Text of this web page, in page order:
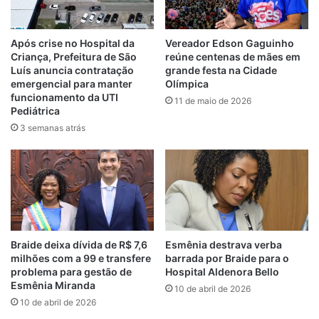
Guaxenduba, uma das principais vias de
acesso ao Centro Histórico da capital. Os
manifestantes rejeitam a transferência para
o novo espaço, alegando precariedade da
estrutura, localização considerada
inadequada e falta de informações claras
sobre o prazo de conclusão da reforma do
Mercado Central.
Alguns feirantes também questionam os
critérios adotados para a distribuição dos
espaços. Há relatos de trabalhadores que
afirmam ter perdido boxes ocupados há
décadas sob a justificativa de que estariam
sendo utilizados como depósito.
As críticas se estendem à condução do
Após crise no Hospital da
Criança, Prefeitura de São
Luís anuncia contratação
emergencial para manter
funcionamento da UTI
Pediátrica
3 semanas atrás
Vereador Edson Gaguinho
reúne centenas de mães em
grande festa na Cidade
Olímpica
11 de maio de 2026
Braide deixa dívida de R$ 7,6
milhões com a 99 e transfere
problema para gestão de
Esmênia Miranda
10 de abril de 2026
Esmênia destrava verba
barrada por Braide para o
Hospital Aldenora Bello
10 de abril de 2026